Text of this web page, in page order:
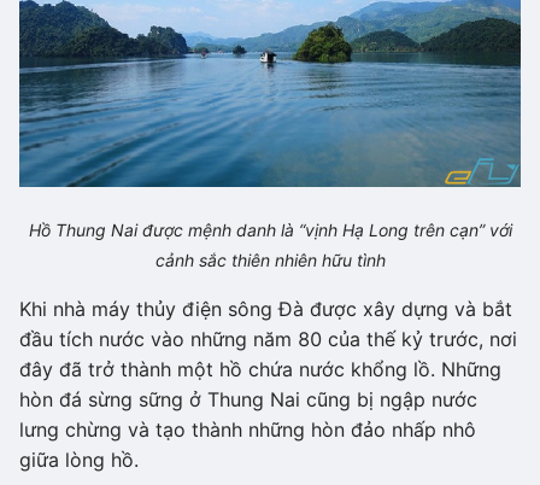
Hồ Thung Nai được mệnh danh là “vịnh Hạ Long trên cạn” với
cảnh sắc thiên nhiên hữu tình
Khi nhà máy thủy điện sông Đà được xây dựng và bắt
đầu tích nước vào những năm 80 của thế kỷ trước, nơi
đây đã trở thành một hồ chứa nước khổng lồ. Những
hòn đá sừng sững ở Thung Nai cũng bị ngập nước
lưng chừng và tạo thành những hòn đảo nhấp nhô
giữa lòng hồ.